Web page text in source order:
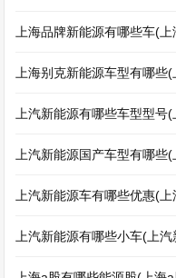
上海品牌新能源有哪些车(
上海别克新能源车型有哪些
上汽新能源有哪些车型型号
上汽新能源国产车型有哪些
上汽新能源车有哪些优惠(
上汽新能源有哪些小车(上